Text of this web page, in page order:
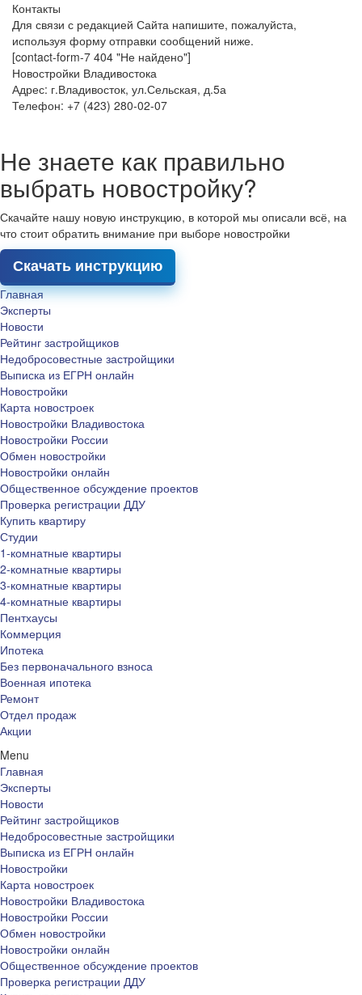
Контакты
Для связи с редакцией Сайта напишите, пожалуйста,
используя форму отправки сообщений ниже.
[contact-form-7 404 "Не найдено"]
Новостройки Владивостока
Адрес: г.Владивосток, ул.Сельская, д.5а
Телефон: +7 (423) 280-02-07
Не знаете как правильно
выбрать новостройку?
Скачайте нашу новую инструкцию, в которой мы описали всё, на
что стоит обратить внимание при выборе новостройки
Скачать инструкцию
Главная
Эксперты
Новости
Рейтинг застройщиков
Недобросовестные застройщики
Выписка из ЕГРН онлайн
Новостройки
Карта новостроек
Новостройки Владивостока
Новостройки России
Обмен новостройки
Новостройки онлайн
Общественное обсуждение проектов
Проверка регистрации ДДУ
Купить квартиру
Студии
1-комнатные квартиры
2-комнатные квартиры
3-комнатные квартиры
4-комнатные квартиры
Пентхаусы
Коммерция
Ипотека
Без первоначального взноса
Военная ипотека
Ремонт
Отдел продаж
Акции
Menu
Главная
Эксперты
Новости
Рейтинг застройщиков
Недобросовестные застройщики
Выписка из ЕГРН онлайн
Новостройки
Карта новостроек
Новостройки Владивостока
Новостройки России
Обмен новостройки
Новостройки онлайн
Общественное обсуждение проектов
Проверка регистрации ДДУ